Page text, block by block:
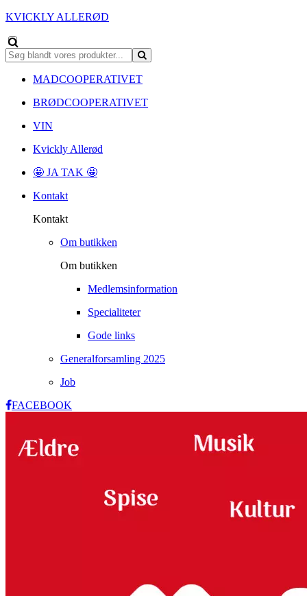
KVICKLY ALLERØD
MADCOOPERATIVET
BRØDCOOPERATIVET
VIN
Kvickly Allerød
🤩 JA TAK 🤩
Kontakt
Kontakt
Om butikken
Om butikken
Medlemsinformation
Specialiteter
Gode links
Generalforsamling 2025
Job
FACEBOOK